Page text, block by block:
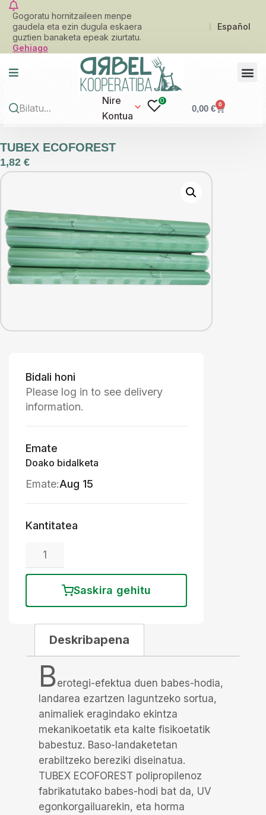
Gogoratu hornitzaileen menpe
gaudela eta ezin dugula eskaera
guztien banaketa epeak ziurtatu.
Gehiago
Español
Nire
Kontua
0
0,00€ 0
TUBEX ECOFOREST
1,82 €
Bidali honi
Please log in to see delivery
information.
Emate
Doako bidalketa
Emate:Aug 15
Kantitatea
Saskira gehitu
Deskribapena
Berotegi-efektua duen babes-hodia,
landarea ezartzen laguntzeko sortua,
animaliek eragindako ekintza
mekanikoetatik eta kalte fisikoetatik
babestuz. Baso-landaketetan
erabiltzeko bereziki diseinatua.
TUBEX ECOFOREST polipropilenoz
fabrikatutako babes-hodi bat da, UV
egonkorgailuarekin, eta horma